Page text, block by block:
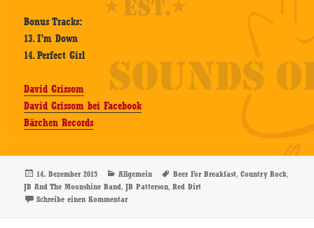
Bonus Tracks:
13. I’m Down
14. Perfect Girl
David Grissom
David Grissom bei Facebook
Bärchen Records
Veröffentlicht
am
14. Dezember 2015 Kategorien
Allgemein Schlagwörter
Beer For Breakfast,Country Rock,
JB And The Moonshine Band,JB Patterson,Red Dirt
Schreibe einen Kommentarzu JB And The Moonshine Band – Beer For Breakfast